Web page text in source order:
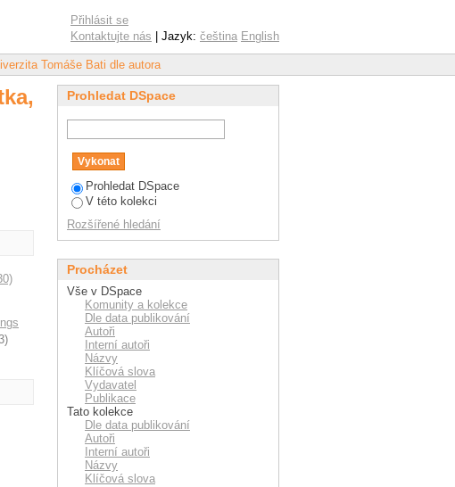
Přihlásit se
Kontaktujte nás | Jazyk: čeština English
Tomáše Bati dle autora
)
Prohledat DSpace
Prohledat DSpace
V této kolekci
Rozšířené hledání
Procházet
Vše v DSpace
Komunity a kolekce
Dle data publikování
Autoři
Interní autoři
Názvy
Klíčová slova
Vydavatel
Publikace
Tato kolekce
Dle data publikování
Autoři
Interní autoři
Názvy
Klíčová slova